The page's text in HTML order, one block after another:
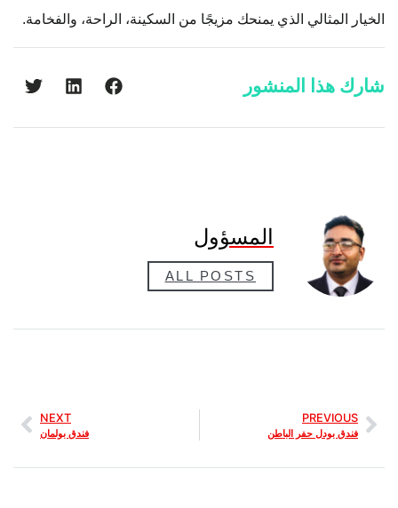
الخيار المثالي الذي يمنحك مزيجًا من السكينة، الراحة، والفخامة.
شارك هذا المنشور
المسؤول
ALL POSTS
PREVIOUS
فندق بودل حفر الباطن
NEXT
فندق بولمان